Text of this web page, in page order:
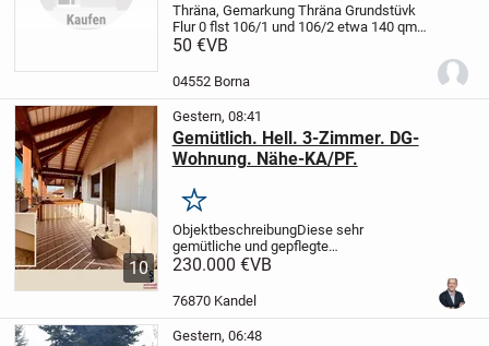
Thräna, Gemarkung Thräna Grundstüvk
Flur 0 flst 106/1 und 106/2 etwa 140 qm
.Zu vermieten 300 euro pro zjahr zu
50 €VB
04552 Borna
10
Gestern, 08:41
Gemütlich. Hell. 3-Zimmer. DG-
Wohnung. Nähe-KA/PF.
Merken
ObjektbeschreibungDiese sehr
gemütliche und gepflegte
Dachgeschosswohnung befindet sich in
1995 in ruhiger Wohnlage von
230.000 €VB
76870 Kandel
Gestern, 06:48